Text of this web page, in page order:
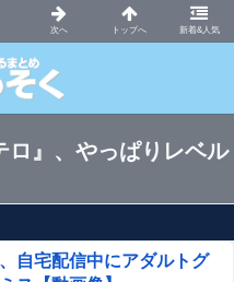
新着&人気
ュース速報VIP
ロ』、やっぱりレベル
自宅配信中にアダルトグ